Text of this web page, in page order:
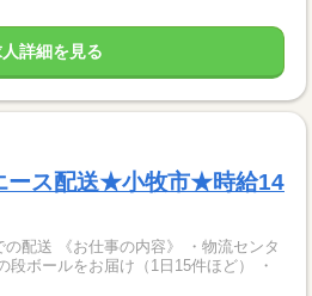
詳細を見る
ース配送★小牧市★時給14
物流センタ
段ボールをお届け（1日15件ほど） ・